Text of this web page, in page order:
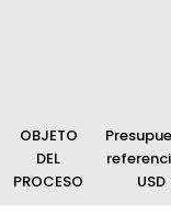
OBJETO
DEL
PROCESO
USD